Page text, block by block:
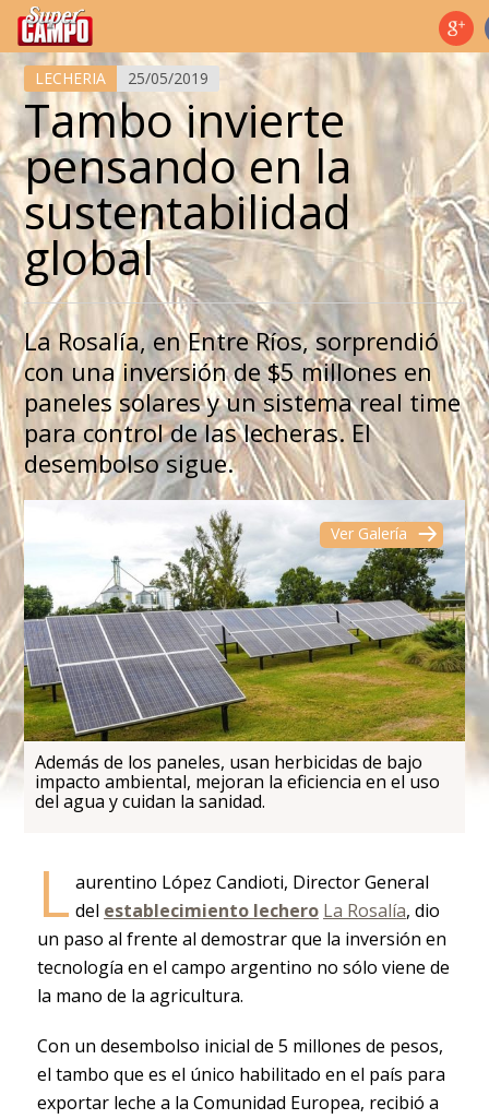
Temas de hoy
LECHERIA 25/05/2019
Tambo invierte
pensando en la
sustentabilidad
global
La Rosalía, en Entre Ríos, sorprendió
con una inversión de $5 millones en
paneles solares y un sistema real time
para control de las lecheras. El
desembolso sigue.
Ver Galería
Además de los paneles, usan herbicidas de bajo
impacto ambiental, mejoran la eficiencia en el uso
del agua y cuidan la sanidad.
L aurentino López Candioti, Director General
del establecimiento lechero La Rosalía, dio
un paso al frente al demostrar que la inversión en
tecnología en el campo argentino no sólo viene de
la mano de la agricultura.
Con un desembolso inicial de 5 millones de pesos,
el tambo que es el único habilitado en el país para
exportar leche a la Comunidad Europea, recibió a